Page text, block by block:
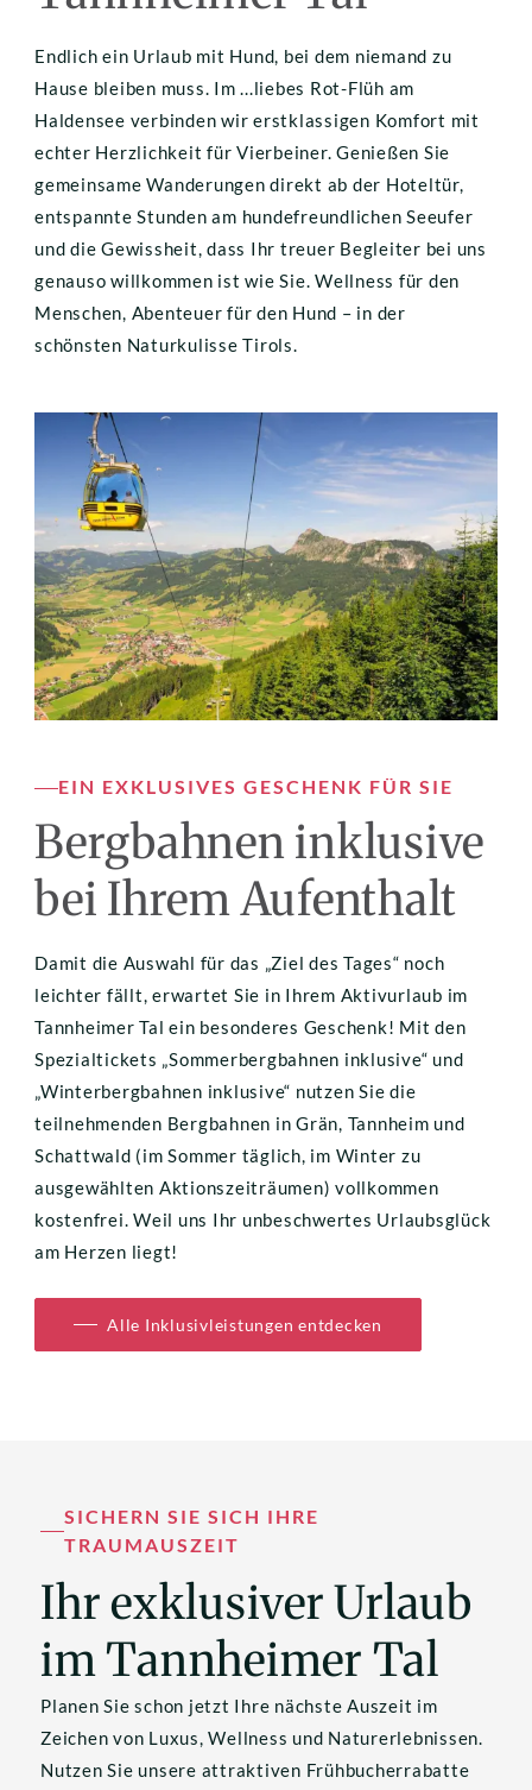
Endlich ein Urlaub mit Hund, bei dem niemand zu
Hause bleiben muss. Im ...liebes Rot-Flüh am
Haldensee verbinden wir erstklassigen Komfort mit
echter Herzlichkeit für Vierbeiner. Genießen Sie
gemeinsame Wanderungen direkt ab der Hoteltür,
entspannte Stunden am hundefreundlichen Seeufer
und die Gewissheit, dass Ihr treuer Begleiter bei uns
genauso willkommen ist wie Sie. Wellness für den
Menschen, Abenteuer für den Hund – in der
schönsten Naturkulisse Tirols.
EIN EXKLUSIVES GESCHENK FÜR SIE
Bergbahnen inklusive
bei Ihrem Aufenthalt
Damit die Auswahl für das „Ziel des Tages“ noch
leichter fällt, erwartet Sie in Ihrem Aktivurlaub im
Tannheimer Tal ein besonderes Geschenk! Mit den
Spezialtickets „Sommerbergbahnen inklusive“ und
„Winterbergbahnen inklusive“ nutzen Sie die
teilnehmenden Bergbahnen in Grän, Tannheim und
Schattwald (im Sommer täglich, im Winter zu
ausgewählten Aktionszeiträumen) vollkommen
kostenfrei. Weil uns Ihr unbeschwertes Urlaubsglück
am Herzen liegt!
Alle Inklusivleistungen entdecken
SICHERN SIE SICH IHRE
TRAUMAUSZEIT
Ihr exklusiver Urlaub
im Tannheimer Tal
Planen Sie schon jetzt Ihre nächste Auszeit im
Zeichen von Luxus, Wellness und Naturerlebnissen.
Nutzen Sie unsere attraktiven Frühbucherrabatte